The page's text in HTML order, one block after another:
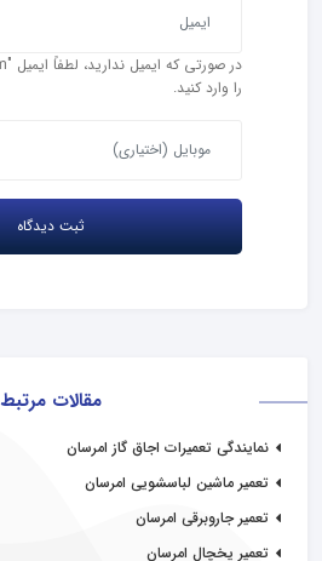
مقالات مرتبط
نمایندگی تعمیرات اجاق گاز امرسان
تعمیر ماشین لباسشویی امرسان
تعمیر جاروبرقی امرسان
تعمیر یخچال امرسان
را وارد کنید.